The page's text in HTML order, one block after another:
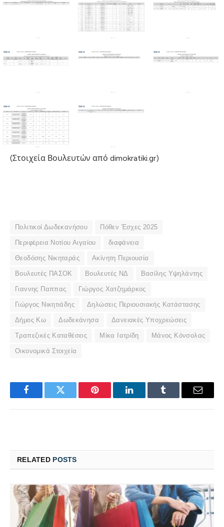
(Στοιχεία Βουλευτών από dimokratiki.gr)
Πολιτικοί Δωδεκανήσου Πόθεν Έσχες 2025
Περιφέρεια Νοτίου Αιγαίου διαφάνεια
Θεοδόσης Νικηταράς Ακίνητη Περιουσία
Βουλευτές ΠΑΣΟΚ Βουλευτές ΝΔ Βασίλης Υψηλάντης
Γιαννης Παππας Γιώργος Χατζημάρκος
Γιώργος Νικητιάδης Δηλώσεις Περιουσιακής Κατάστασης
Δήμος Κω Δωδεκάνησα Δανειακές Υποχρεώσεις
Τραπεζικές Καταθέσεις Μίκα Ιατρίδη Μάνος Κόνσολας
Οικονομικά Στοιχεία
FacebookTwitter Pinterest LinkedInTumblr Email
RELATED POSTS